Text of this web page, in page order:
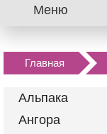
Меню
Главная
Альпака
Ангора